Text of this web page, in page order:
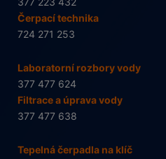
Čerpací technika
724 271 253
Laboratorní rozbory vody
377 477 624
Filtrace a úprava vody
377 477 638
Tepelná čerpadla na klíč